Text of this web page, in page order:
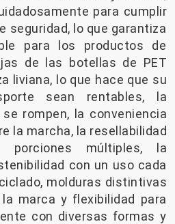
para cumplir
seguridad, lo que garantiza
para los productos de
de las botellas de PET
liviana, lo que hace que su
sean rentables, la
rompen, la conveniencia
la marcha, la resellabilidad
porciones múltiples, la
con un uso cada
molduras distintivas
marca y flexibilidad para
con diversas formas y